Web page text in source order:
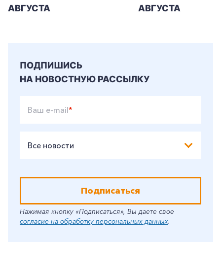
АВГУСТА
АВГУСТА
ПОДПИШИСЬ
НА НОВОСТНУЮ РАССЫЛКУ
Ваш e-mail*
Все новости
Подписаться
Нажимая кнопку «Подписаться», Вы даете свое
согласие на обработку персональных данных.